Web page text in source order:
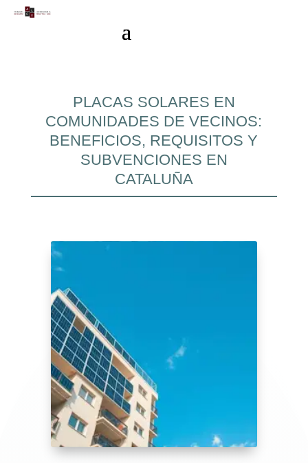
PLACAS SOLARES EN
COMUNIDADES DE VECINOS:
BENEFICIOS, REQUISITOS Y
SUBVENCIONES EN
CATALUÑA